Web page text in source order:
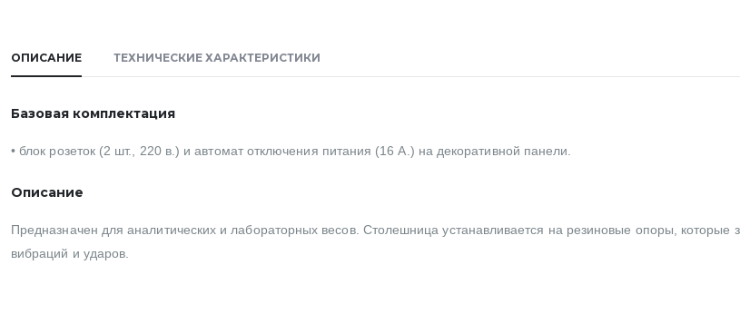
ОПИСАНИЕ ТЕХНИЧЕСКИЕ ХАРАКТЕРИСТИКИ
Базовая комплектация
• блок розеток (2 шт., 220 в.) и автомат отключения питания (16 А.) на декоративной панели.
Описание
Предназначен для аналитических и лабораторных весов. Столешница устанавливается на резиновые опоры,
вибраций и ударов.